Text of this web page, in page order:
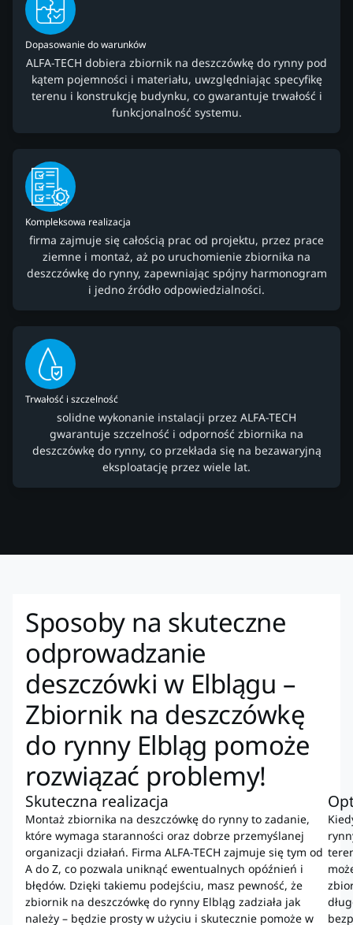
Dopasowanie do warunków
ALFA-TECH dobiera zbiornik na deszczówkę do rynny pod
kątem pojemności i materiału, uwzględniając specyfikę
terenu i konstrukcję budynku, co gwarantuje trwałość i
funkcjonalność systemu.
Kompleksowa realizacja
firma zajmuje się całością prac od projektu, przez prace
ziemne i montaż, aż po uruchomienie zbiornika na
deszczówkę do rynny, zapewniając spójny harmonogram
i jedno źródło odpowiedzialności.
Trwałość i szczelność
solidne wykonanie instalacji przez ALFA-TECH
gwarantuje szczelność i odporność zbiornika na
deszczówkę do rynny, co przekłada się na bezawaryjną
eksploatację przez wiele lat.
Sposoby na skuteczne
odprowadzanie
deszczówki w Elblągu –
Zbiornik na deszczówkę
do rynny Elbląg pomoże
rozwiązać problemy!
Skuteczna realizacja
Montaż zbiornika na deszczówkę do rynny to zadanie,
które wymaga staranności oraz dobrze przemyślanej
organizacji działań. Firma ALFA-TECH zajmuje się tym od
A do Z, co pozwala uniknąć ewentualnych opóźnień i
błędów. Dzięki takiemu podejściu, masz pewność, że
zbiornik na deszczówkę do rynny Elbląg zadziała jak
należy – będzie prosty w użyciu i skutecznie pomoże w